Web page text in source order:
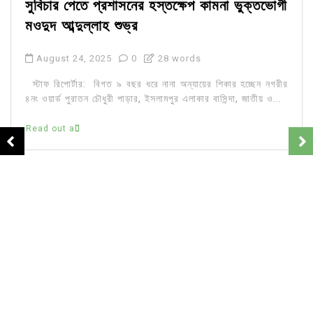
সুবিচার পেতে প্রশাসনের হস্তক্ষেপ কামনা ভুক্তভোগী
মওদুদ আব্দুল্লাহ শুভ্র
August 24, 2025 0 28 words
স্টাফ রিপোর্টার: বিগত ৯ বছর ধরে নানা অন্যায়ের শিকার হচ্ছেন নগরীর
৪নং ওয়ার্ড পুরাতন চৌধুরী পাড়ার, ইসলামপুর এলাকার বাসিন্দা, জাতীয় ও...
Read out all